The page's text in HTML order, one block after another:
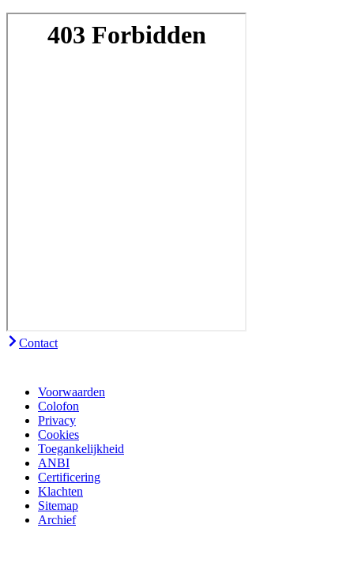
Contact
Voorwaarden
Colofon
Privacy
Cookies
Toegankelijkheid
ANBI
Certificering
Klachten
Sitemap
Archief